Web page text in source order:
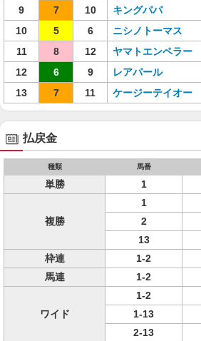
9
7 10 キングパパ
10
5 6 ニシノトーマス
11
8 12 ヤマトエンペラー
12
6 9 レアパール
13
7 11 ケージーテイオー
払戻金
種類 馬番
単勝 1
複勝
1
2
13
枠連
1-2
馬連
1-2
ワイド
1-2
1-13
2-13